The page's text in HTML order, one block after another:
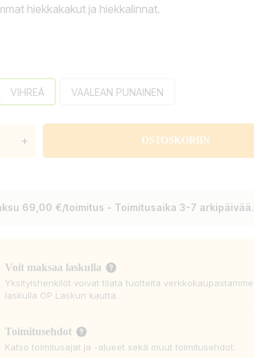
hiekkakakut ja hiekkalinnat.
VIHREÄ VAALEAN PUNAINEN
+ OSTOSKORIIN
69,00 €/toimitus - Toimitusaika 3-7 arkipäivää.
Voit maksaa laskulla
Yksityishenkilöt voivat tilata tuotteita verkkokaupastamme
laskulla OP Laskun kautta.
Toimitusehdot
Katso toimitusajat ja -alueet sekä muut toimitusehdot.